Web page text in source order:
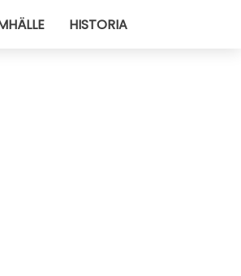
HISTORIA